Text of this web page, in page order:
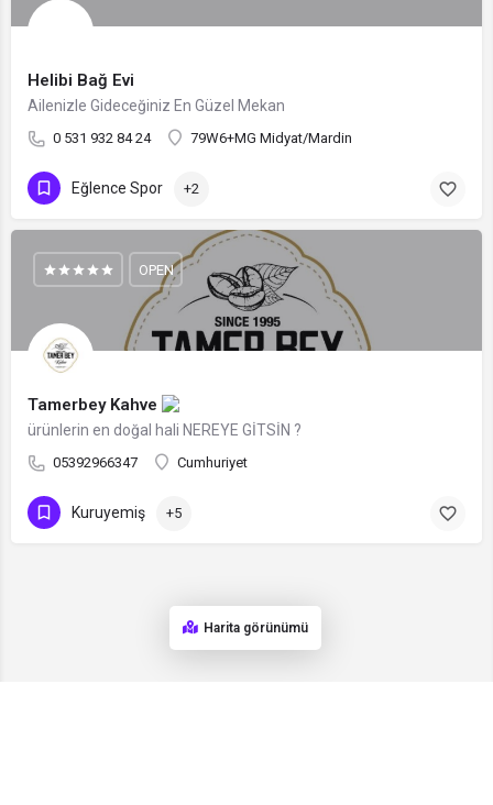
Helibi Bağ Evi
Ailenizle Gideceğiniz En Güzel Mekan
0 531 932 84 24 79W6+MG Midyat/Mardin
Eğlence Spor +2
Tamerbey Kahve
ürünlerin en doğal hali NEREYE GİTSİN ?
05392966347 Cumhuriyet
OPEN
Kuruyemiş +5
Harita görünümü